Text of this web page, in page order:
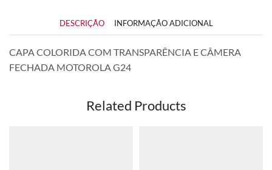
DESCRIÇÃO INFORMAÇÃO ADICIONAL
CAPA COLORIDA COM TRANSPARÊNCIA E CÂMERA
FECHADA MOTOROLA G24
Related Products